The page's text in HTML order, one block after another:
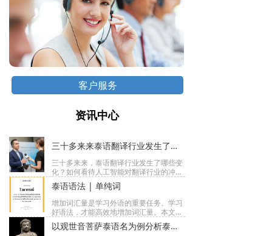
资讯中心
三十多来来泰语翻译行业发生了哪些变化
三十多来来，泰语翻译行业发生了哪些变
化？如何看待人工智能对翻译行业的冲
击？如何处理文化差异带来的翻译难题？
对后辈翻译员的寄语与对行业的展望？近
日接受《中泰翻译交流口述史》专家访
谈，谈了上述一些令人关注的问题。
泰语语法 | 单纯词
增加词汇量是学习外语的重要任务。学习
好语法，才能高效地增加词汇量。本文将
教学关于泰语的单纯词的知识，并以实例
说明。
以观世音菩萨泰语名为例分析泰语构词法
客户服务